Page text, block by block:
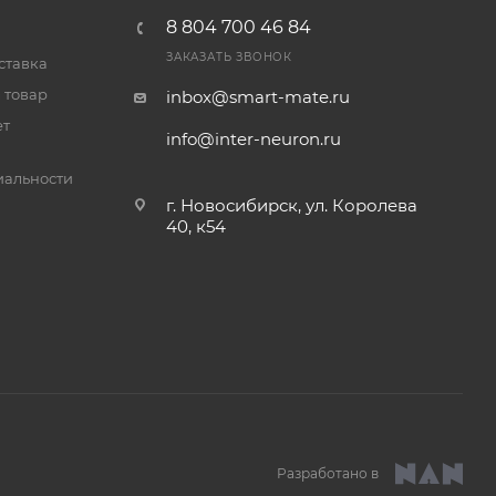
товар
8 804 700 46 84
ЗАКАЗАТЬ ЗВОНОК
inbox@smart-mate.ru
info@inter-neuron.ru
г. Новосибирск, ул. Королева
40, к54
Разработано в